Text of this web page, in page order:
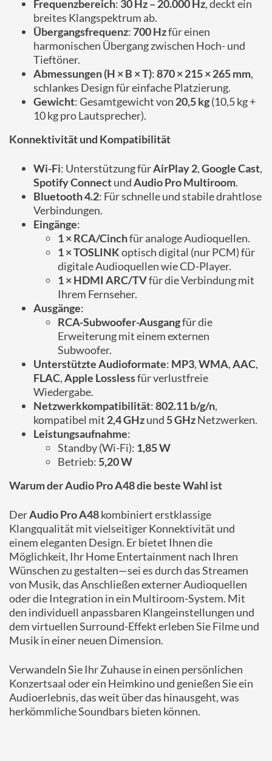
Frequenzbereich: 30 Hz – 20.000 Hz, deckt ein
breites Klangspektrum ab.
Übergangsfrequenz:700 Hzfür einen
harmonischen Übergang zwischen Hoch- und
Tieftöner.
Abmessungen (H × B × T):870 × 215 × 265 mm,
schlankes Design für einfache Platzierung.
Gewicht: Gesamtgewicht von 20,5 kg(10,5 kg +
10 kg pro Lautsprecher).
Konnektivität und Kompatibilität
Wi-Fi: Unterstützung fürAirPlay 2,Google Cast,
Spotify ConnectundAudio Pro Multiroom.
Bluetooth 4.2: Für schnelle und stabile drahtlose
Verbindungen.
Eingänge:
1 × RCA/Cinchfür analoge Audioquellen.
1 × TOSLINKoptisch digital (nur PCM) für
digitale Audioquellen wie CD-Player.
1 × HDMI ARC/TVfür die Verbindung mit
Ihrem Fernseher.
Ausgänge:
RCA-Subwoofer-Ausgangfür die
Erweiterung mit einem externen
Subwoofer.
Unterstützte Audioformate: MP3,WMA,AAC,
FLAC,Apple Losslessfür verlustfreie
Wiedergabe.
Netzwerkkompatibilität:802.11 b/g/n,
kompatibel mit 2,4 GHzund 5 GHzNetzwerken.
Leistungsaufnahme:
Standby (Wi-Fi): 1,85 W
Betrieb: 5,20 W
Warum der Audio Pro A48 die beste Wahl ist
DerAudio Pro A48kombiniert erstklassige
Klangqualität mit vielseitiger Konnektivität und
einem eleganten Design. Er bietet Ihnen die
Möglichkeit, Ihr Home Entertainment nach Ihren
Wünschen zu gestalten—sei es durch das Streamen
von Musik, das Anschließen externer Audioquellen
oder die Integration in ein Multiroom-System. Mit
den individuell anpassbaren Klangeinstellungen und
dem virtuellen Surround-Effekt erleben Sie Filme und
Musik in einer neuen Dimension.
Verwandeln Sie Ihr Zuhause in einen persönlichen
Konzertsaal oder ein Heimkino und genießen Sie ein
Audioerlebnis, das weit über das hinausgeht, was
herkömmliche Soundbars bieten können.